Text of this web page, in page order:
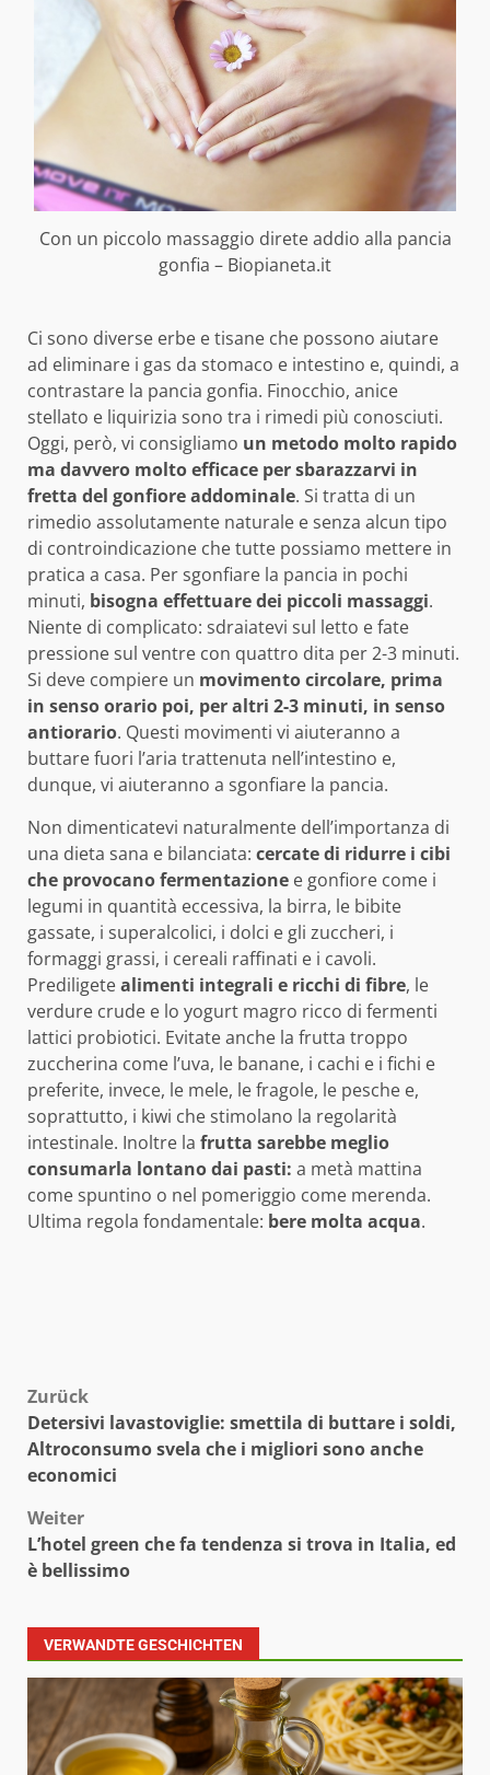
Con un piccolo massaggio direte addio alla pancia
gonfia – Biopianeta.it
Ci sono diverse erbe e tisane che possono aiutare
ad eliminare i gas da stomaco e intestino e, quindi, a
contrastare la pancia gonfia. Finocchio, anice
stellato e liquirizia sono tra i rimedi più conosciuti.
Oggi, però, vi consigliamo un metodo molto rapido
ma davvero molto efficace per sbarazzarvi in
fretta del gonfiore addominale. Si tratta di un
rimedio assolutamente naturale e senza alcun tipo
di controindicazione che tutte possiamo mettere in
pratica a casa. Per sgonfiare la pancia in pochi
minuti, bisogna effettuare dei piccoli massaggi.
Niente di complicato: sdraiatevi sul letto e fate
pressione sul ventre con quattro dita per 2-3 minuti.
Si deve compiere un movimento circolare, prima
in senso orario poi, per altri 2-3 minuti, in senso
antiorario. Questi movimenti vi aiuteranno a
buttare fuori l’aria trattenuta nell’intestino e,
dunque, vi aiuteranno a sgonfiare la pancia.
Non dimenticatevi naturalmente dell’importanza di
una dieta sana e bilanciata: cercate di ridurre i cibi
che provocano fermentazione e gonfiore come i
legumi in quantità eccessiva, la birra, le bibite
gassate, i superalcolici, i dolci e gli zuccheri, i
formaggi grassi, i cereali raffinati e i cavoli.
Prediligetealimenti integrali e ricchi di fibre, le
verdure crude e lo yogurt magro ricco di fermenti
lattici probiotici. Evitate anche la frutta troppo
zuccherina come l’uva, le banane, i cachi e i fichi e
preferite, invece, le mele, le fragole, le pesche e,
soprattutto, i kiwi che stimolano la regolarità
intestinale. Inoltre la frutta sarebbe meglio
consumarla lontano dai pasti: a metà mattina
come spuntino o nel pomeriggio come merenda.
Ultima regola fondamentale: bere molta acqua.
Beitragsnavigation
Zurück
Detersivi lavastoviglie: smettila di buttare i soldi,
Altroconsumo svela che i migliori sono anche
economici
Weiter
L’hotel green che fa tendenza si trova in Italia, ed
è bellissimo
VERWANDTE GESCHICHTEN